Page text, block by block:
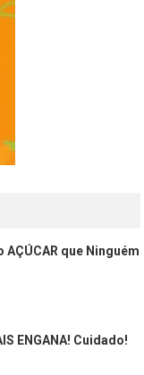
AÇÚCAR que Ninguém
ENGANA! Cuidado!